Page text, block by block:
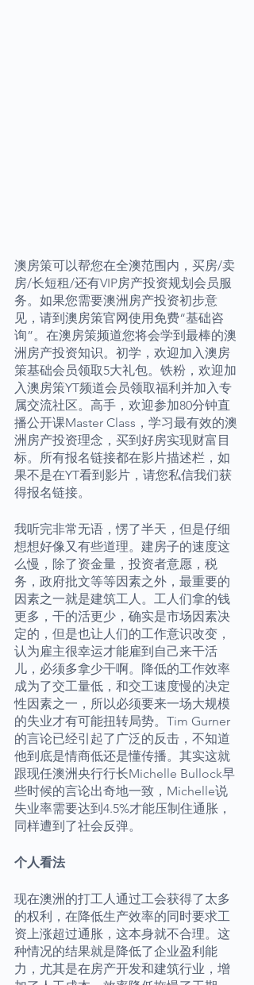
澳房策可以帮您在全澳范围内，买房/卖
房/长短租/还有VIP房产投资规划会员服
务。如果您需要澳洲房产投资初步意
见，请到澳房策官网使用免费“基础咨
询”。在澳房策频道您将会学到最棒的澳
洲房产投资知识。初学，欢迎加入澳房
策基础会员领取5大礼包。铁粉，欢迎加
入澳房策YT频道会员领取福利并加入专
属交流社区。高手，欢迎参加80分钟直
播公开课Master Class，学习最有效的澳
洲房产投资理念，买到好房实现财富目
标。所有报名链接都在影片描述栏，如
果不是在YT看到影片，请您私信我们获
得报名链接。
我听完非常无语，愣了半天，但是仔细
想想好像又有些道理。建房子的速度这
么慢，除了资金量，投资者意愿，税
务，政府批文等等因素之外，最重要的
因素之一就是建筑工人。工人们拿的钱
更多，干的活更少，确实是市场因素决
定的，但是也让人们的工作意识改变，
认为雇主很幸运才能雇到自己来干活
儿，必须多拿少干啊。降低的工作效率
成为了交工量低，和交工速度慢的决定
性因素之一，所以必须要来一场大规模
的失业才有可能扭转局势。Tim Gurner
的言论已经引起了广泛的反击，不知道
他到底是情商低还是懂传播。其实这就
跟现任澳洲央行行长Michelle Bullock早
些时候的言论出奇地一致，Michelle说
失业率需要达到4.5%才能压制住通胀，
同样遭到了社会反弹。
个人看法
现在澳洲的打工人通过工会获得了太多
的权利，在降低生产效率的同时要求工
资上涨超过通胀，这本身就不合理。这
种情况的结果就是降低了企业盈利能
力，尤其是在房产开发和建筑行业，增